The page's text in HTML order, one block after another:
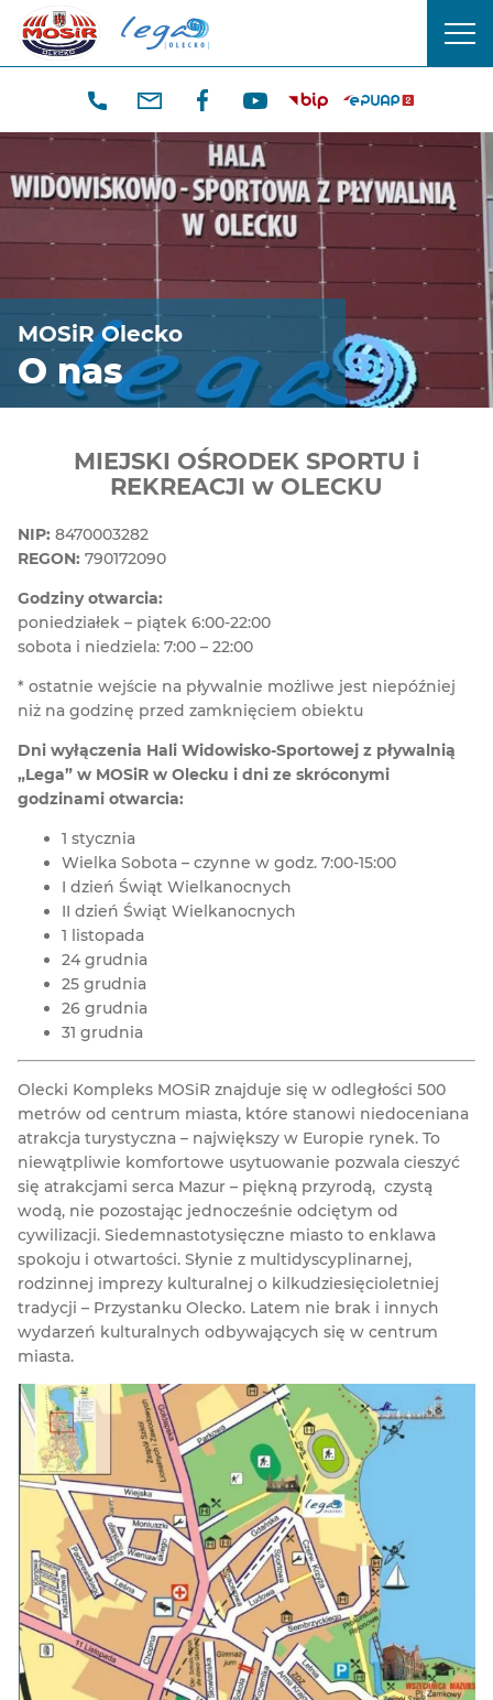
CENTRUM
SPORTU
REKREACJI
W
OLECKU
MOSiR Olecko
O nas
MIEJSKI OŚRODEK SPORTU i
REKREACJI w OLECKU
NIP: 8470003282
REGON: 790172090
Godziny otwarcia:
poniedziałek – piątek 6:00-22:00
sobota i niedziela: 7:00 – 22:00
* ostatnie wejście na pływalnie możliwe jest niepóźniej
niż na godzinę przed zamknięciem obiektu
Dni wyłączenia Hali Widowisko-Sportowej z pływalnią
„Lega” w MOSiR w Olecku i dni ze skróconymi
godzinami otwarcia:
1 stycznia
Wielka Sobota – czynne w godz. 7:00-15:00
I dzień Świąt Wielkanocnych
II dzień Świąt Wielkanocnych
1 listopada
24 grudnia
25 grudnia
26 grudnia
31 grudnia
Olecki Kompleks MOSiR znajduje się w odległości 500
metrów od centrum miasta, które stanowi niedoceniana
atrakcja turystyczna – największy w Europie rynek. To
niewątpliwie komfortowe usytuowanie pozwala cieszyć
się atrakcjami serca Mazur – piękną przyrodą, czystą
wodą, nie pozostając jednocześnie odciętym od
cywilizacji. Siedemnastotysięczne miasto to enklawa
spokoju i otwartości. Słynie z multidyscyplinarnej,
rodzinnej imprezy kulturalnej o kilkudziesięcioletniej
tradycji – Przystanku Olecko. Latem nie brak i innych
wydarzeń kulturalnych odbywających się w centrum
miasta.